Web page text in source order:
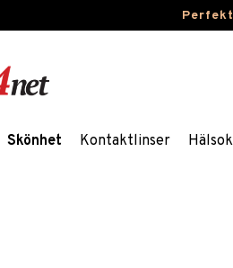
Skönhet Kontaktlinser